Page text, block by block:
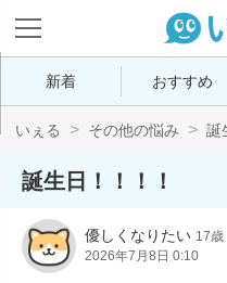
新着 おすすめ
いぇる その他の悩み 誕
誕生日！！！！
優しくなりたい 17歳
2026年7月8日 0:10